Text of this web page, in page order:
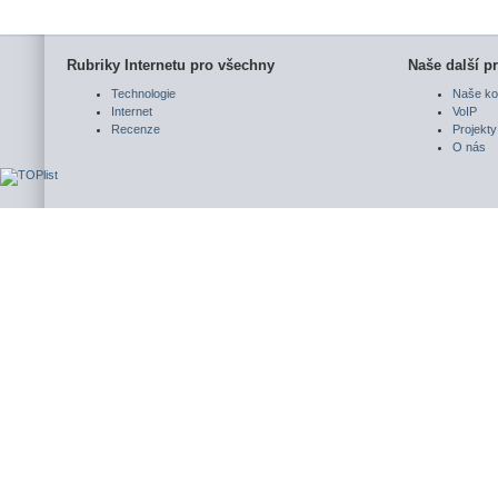
Rubriky Internetu pro všechny
Technologie
Internet
Recenze
Naše další
Naše
VoIP
Projekty
O nás